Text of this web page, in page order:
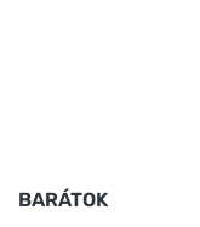
BARÁTOK